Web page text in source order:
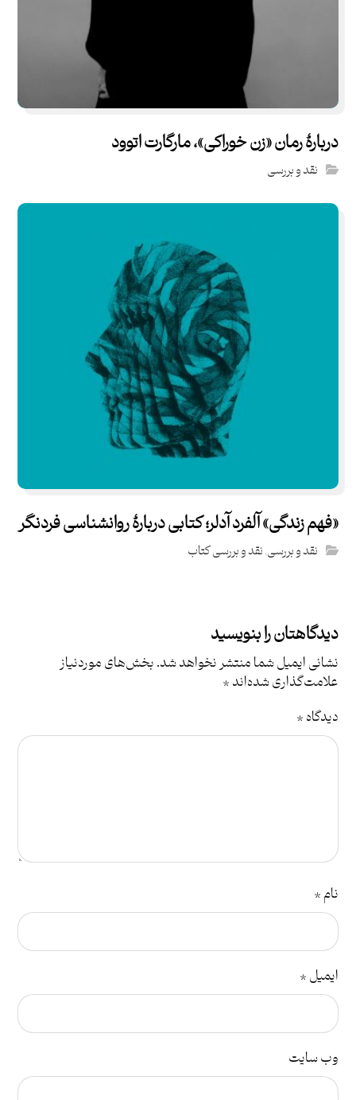
دربارۀ رمان «زن خوراکی»، مارگارت اتوود
نقد و بررسی
«فهم زندگی» آلفرد آدلر؛ کتابی دربارۀ روانشناسی فردنگر
نقد و بررسی,نقد و بررسی کتاب
دیدگاهتان را بنویسید
نشانی ایمیل شما منتشر نخواهد شد.بخش‌های موردنیاز
علامت‌گذاری شده‌اند*
دیدگاه*
نام*
ایمیل*
وب‌ سایت